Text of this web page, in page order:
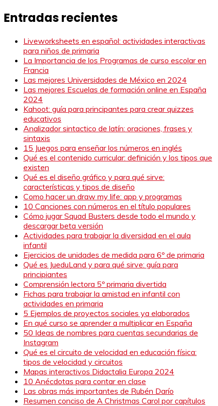
Entradas recientes
Liveworksheets en español: actividades interactivas
para niños de primaria
La Importancia de los Programas de curso escolar en
Francia
Las mejores Universidades de México en 2024
Las mejores Escuelas de formación online en España
2024
Kahoot: guía para principantes para crear quizzes
educativos
Analizador sintactico de latín: oraciones, frases y
sintaxis
15 Juegos para enseñar los números en inglés
Qué es el contenido curricular: definición y los tipos que
existen
Qué es el diseño gráfico y para qué sirve:
características y tipos de diseño
Como hacer un draw my life: app y programas
10 Canciones con números en el título populares
Cómo jugar Squad Busters desde todo el mundo y
descargar beta versión
Actividades para trabajar la diversidad en el aula
infantil
Ejercicios de unidades de medida para 6º de primaria
Qué es JueduLand y para qué sirve: guía para
principiantes
Comprensión lectora 5º primaria divertida
Fichas para trabajar la amistad en infantil con
actividades en primaria
5 Ejemplos de proyectos sociales ya elaborados
En qué curso se aprender a multiplicar en España
50 Ideas de nombres para cuentas secundarias de
Instagram
Qué es el circuito de velocidad en educación física:
tipos de velocidad y circuitos
Mapas interactivos Didactalia Europa 2024
10 Anécdotas para contar en clase
Las obras más importantes de Rubén Darío
Resumen conciso de A Christmas Carol por capítulos